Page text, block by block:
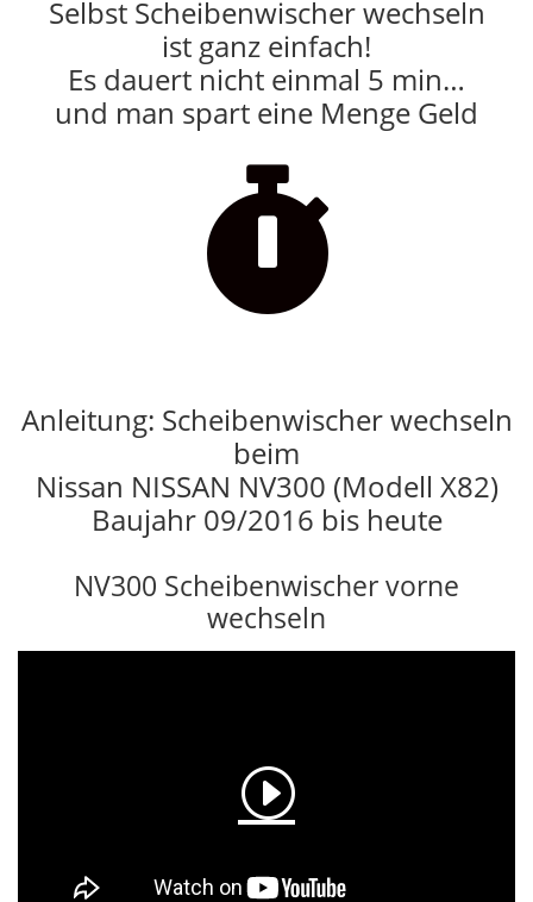
Selbst Scheibenwischer wechseln
ist ganz einfach!
Es dauert nicht einmal 5 min…
und man spart eine Menge Geld

Anleitung: Scheibenwischer wechseln
beim
Nissan NISSAN NV300 (Modell X82)
Baujahr 09/2016 bis heute
NV300 Scheibenwischer vorne
wechseln